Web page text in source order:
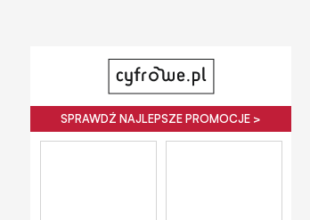
SPRAWDŹ NAJLEPSZE PROMOCJE >